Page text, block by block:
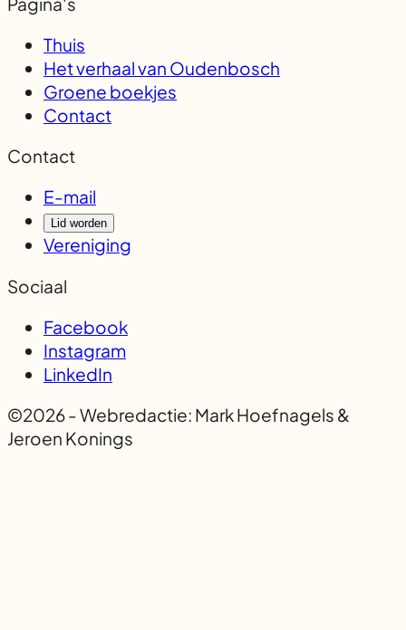
Thuis
Het verhaal van Oudenbosch
Groene boekjes
Contact
Contact
E-mail
Lid worden
Vereniging
Sociaal
Facebook
Instagram
LinkedIn
©2026 - Webredactie: Mark Hoefnagels &
Jeroen Konings